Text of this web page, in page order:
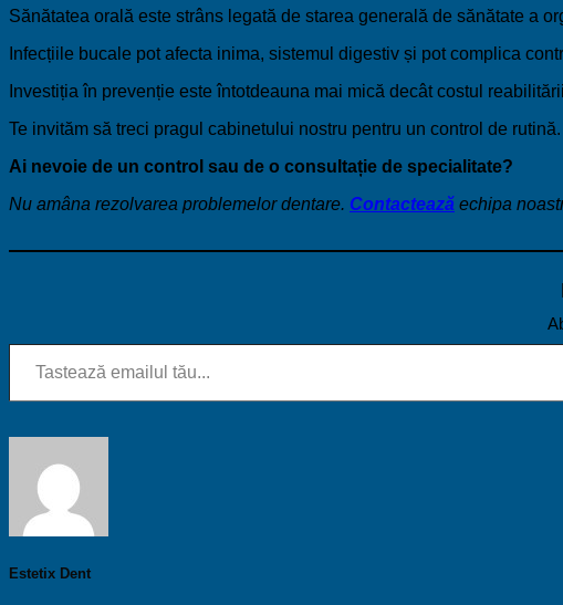
Sănătatea orală este strâns legată de starea generală de sănătate a
Infecțiile bucale pot afecta inima, sistemul digestiv și pot complica
Investiția în prevenție este întotdeauna mai mică decât costul
Te invităm să treci pragul cabinetului nostru pentru un control de
Ai nevoie de un control sau de o consultație de specialitate?
Nu amâna rezolvarea problemelor dentare. Contactează echipa
Tastează emailul tău...
Estetix Dent